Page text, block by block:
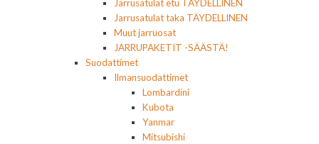
Jarrusatulat etu TÄYDELLINEN
Jarrusatulat taka TÄYDELLINEN
Muut jarruosat
JARRUPAKETIT -SÄÄSTÄ!
Suodattimet
Ilmansuodattimet
Lombardini
Kubota
Yanmar
Mitsubishi